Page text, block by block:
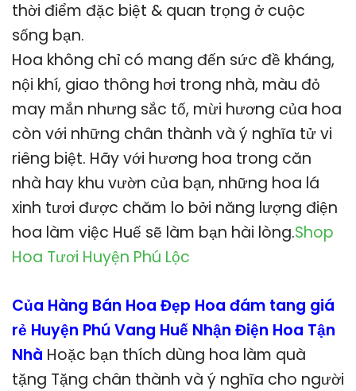
thời điểm đặc biệt & quan trọng ở cuộc
sống bạn.
Hoa không chỉ có mang đến sức đề kháng,
nội khí, giao thông hơi trong nhà, màu đỏ
may mắn nhưng sắc tố, mừi hương của hoa
còn với những chân thành và ý nghĩa tử vi
riêng biệt. Hãy với hương hoa trong căn
nhà hay khu vườn của bạn, những hoa lá
xinh tươi được chăm lo bởi năng lượng điện
hoa làm việc Huế sẽ làm bạn hài lòng.Shop
Hoa Tươi Huyện Phú Lộc
Của Hàng Bán Hoa Đẹp Hoa đám tang giá
rẻ Huyện Phú Vang Huế Nhận Điện Hoa Tận
Nhà Hoặc bạn thích dùng hoa làm quà
tặng Tặng chân thành và ý nghĩa cho người